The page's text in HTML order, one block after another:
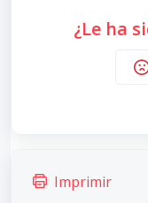
¿Le ha
Imprimir